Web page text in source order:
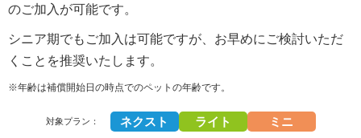
のご加入が可能です。
シニア期でもご加入は可能ですが、お早めにご検討いただ
くことを推奨いたします。
※年齢は補償開始日の時点でのペットの年齢です。
対象プラン： ネクスト ライト ミニ